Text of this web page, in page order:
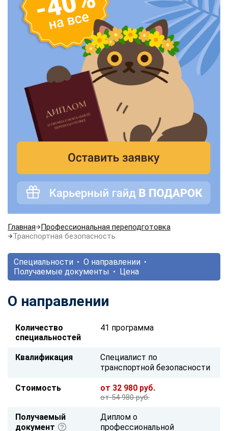
Главная
Профессиональная переподготовка
Транспортная безопасность
Специальности
О направлении
Получаемые документы
Цена
О направлении
Количество
специальностей
41 программа
Квалификация
Специалист по
транспортной безопасности
Стоимость от 32 980 руб.
от 54 980 руб.
Получаемый
документ
Диплом о
профессиональной